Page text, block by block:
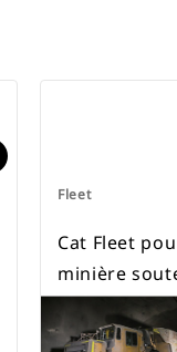
Fleet
Cat Fleet
minière